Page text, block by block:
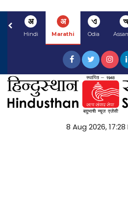
अ
Hindi
अ
Marathi
ଏ
Odia
8 Aug 2026, 17:28